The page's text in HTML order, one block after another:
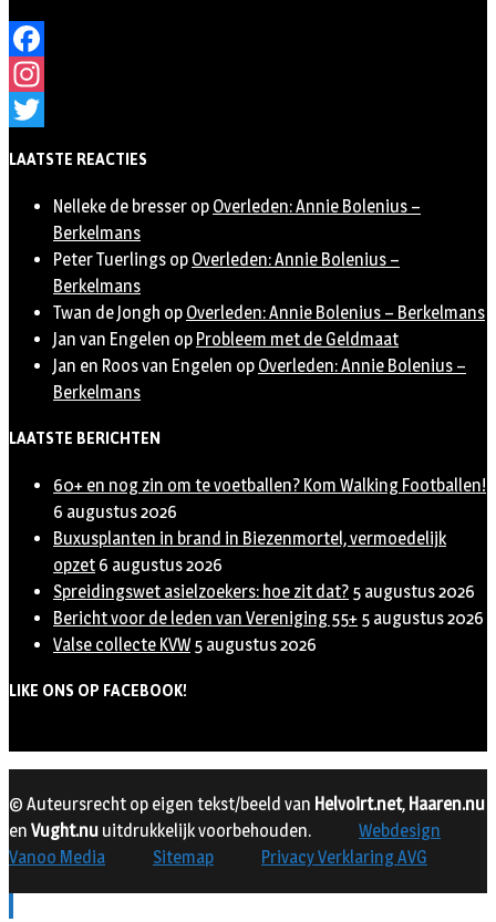
Facebook
Instagram
LAATSTE REACTIES
Nelleke de bresser op Overleden: Annie Bolenius –
Berkelmans
Peter Tuerlings op Overleden: Annie Bolenius –
Berkelmans
Twan de Jongh op Overleden: Annie Bolenius – Berkelmans
Jan van Engelen op Probleem met de Geldmaat
Jan en Roos van Engelen op Overleden: Annie Bolenius –
Berkelmans
LAATSTE BERICHTEN
60+ en nog zin om te voetballen? Kom Walking Footballen!
6 augustus 2026
Buxusplanten in brand in Biezenmortel, vermoedelijk
opzet 6 augustus 2026
Spreidingswet asielzoekers: hoe zit dat? 5 augustus 2026
Bericht voor de leden van Vereniging 55+ 5 augustus 2026
Valse collecte KVW 5 augustus 2026
LIKE ONS OP FACEBOOK!
© Auteursrecht op eigen tekst/beeld van Helvoirt.net, Haaren.nu
en Vught.nu uitdrukkelijk voorbehouden.
Webdesign
Vanoo Media
Sitemap Privacy Verklaring AVG